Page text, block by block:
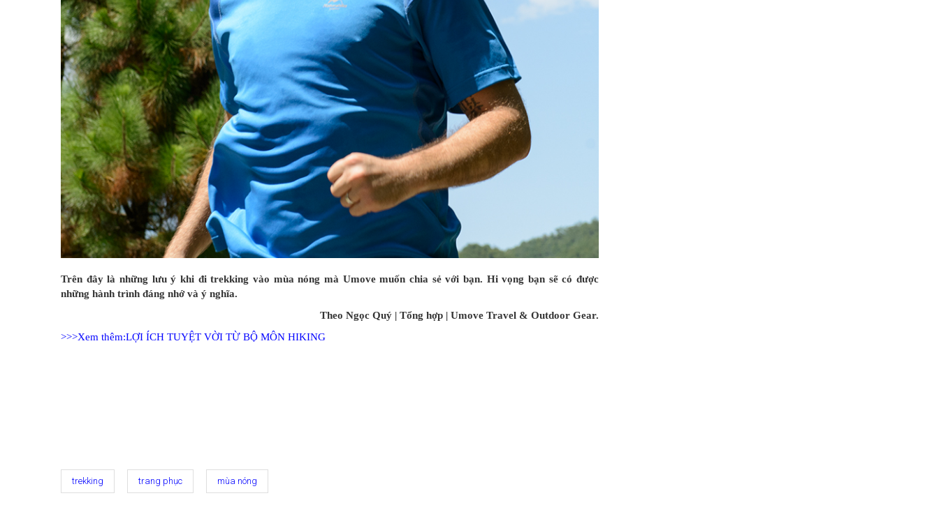
Trên đây là những lưu ý khi đi trekking vào mùa nóng mà Umove muốn chia sẻ với bạn. Hi vọng bạn sẽ có được
những hành trình đáng nhớ và ý nghĩa.
Theo Ngọc Quý | Tổng hợp | Umove Travel & Outdoor Gear.
>>>Xem thêm:LỢI ÍCH TUYỆT VỜI TỪ BỘ MÔN HIKING
trekking trang phục mùa nóng